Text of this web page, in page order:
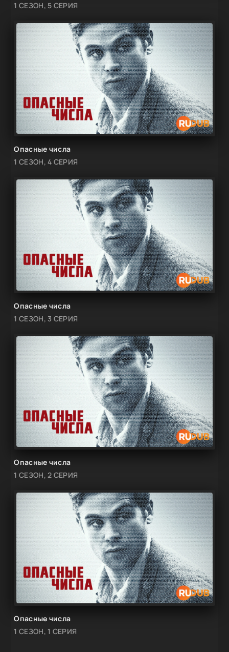
1 СЕЗОН, 5 СЕРИЯ
Опасные числа
1 СЕЗОН, 4 СЕРИЯ
Опасные числа
1 СЕЗОН, 3 СЕРИЯ
Опасные числа
1 СЕЗОН, 2 СЕРИЯ
Опасные числа
1 СЕЗОН, 1 СЕРИЯ